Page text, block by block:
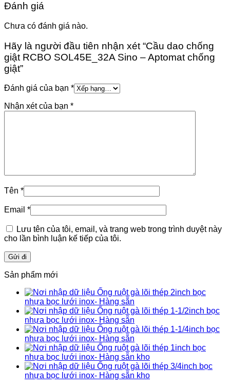
Đánh giá
Chưa có đánh giá nào.
Hãy là người đầu tiên nhận xét “Cầu dao chống
giật RCBO SOL45E_32A Sino – Aptomat chống
giật”
Đánh giá của bạn *
Nhận xét của bạn *
Tên *
Email *
Lưu tên của tôi, email, và trang web trong trình duyệt này
cho lần bình luận kế tiếp của tôi.
Sản phẩm mới
Ống ruột gà lõi thép 2inch bọc
nhựa bọc lưới inox- Hàng sẵn
Ống ruột gà lõi thép 1-1/2inch bọc
nhựa bọc lưới inox- Hàng sẵn
Ống ruột gà lõi thép 1-1/4inch bọc
nhựa bọc lưới inox- Hàng sẵn
Ống ruột gà lõi thép 1inch bọc
nhựa bọc lưới inox- Hàng sẵn kho
Ống ruột gà lõi thép 3/4inch bọc
nhựa bọc lưới inox- Hàng sẵn kho